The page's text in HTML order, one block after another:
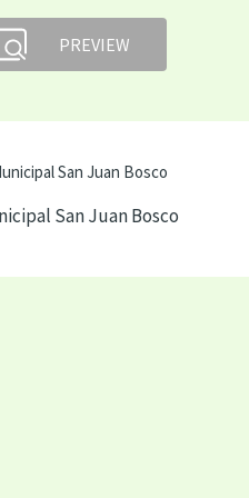
PREVIEW
San Juan Bosco
San Juan Bosco